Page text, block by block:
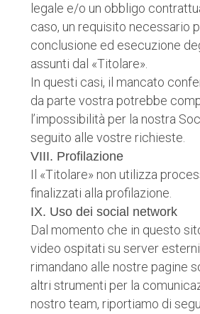
legale e/o un obbligo
caso, un requisito necessario
conclusione ed esecuzione
assunti dal «Titolare».
In questi casi, il mancato
da parte vostra potrebbe
l’impossibilità per la nostra
seguito alle vostre richieste.
VIII. Profilazione
Il «Titolare» non utilizza
finalizzati alla profilazione.
IX. Uso dei social network
Dal momento che in questo
video ospitati su server
rimandano alle nostre pagine
altri strumenti per la
nostro team, riportiamo di